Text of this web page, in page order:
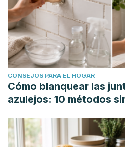
CONSEJOS PARA EL HOGAR
Cómo blanquear las
azulejos: 10 métodos